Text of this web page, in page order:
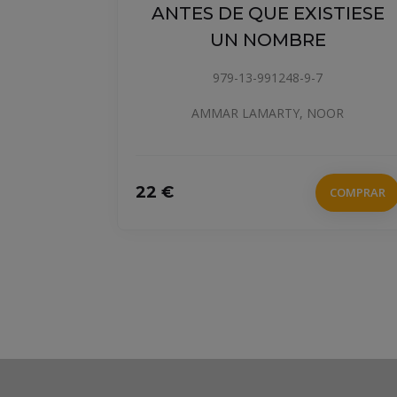
ANTES DE QUE EXISTIESE
UN NOMBRE
979-13-991248-9-7
AMMAR LAMARTY, NOOR
22 € COMPRAR